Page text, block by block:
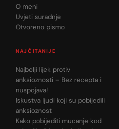
O meni
Uvjeti suradnje
Otvoreno pismo
NAJČITANIJE
Najbolji lijek protiv
anksioznosti – Bez recepta i
nuspojava!
Iskustva ljudi koji su pobijedili
anksioznost
Kako pobijediti mucanje kod